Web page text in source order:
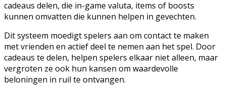
cadeaus delen, die in-game valuta, items of boosts
kunnen omvatten die kunnen helpen in gevechten.
Dit systeem moedigt spelers aan om contact te maken
met vrienden en actief deel te nemen aan het spel. Door
cadeaus te delen, helpen spelers elkaar niet alleen, maar
vergroten ze ook hun kansen om waardevolle
beloningen in ruil te ontvangen.